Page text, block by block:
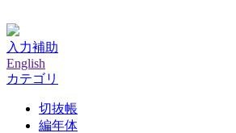
入力補助
English
カテゴリ
切抜帳
編年体